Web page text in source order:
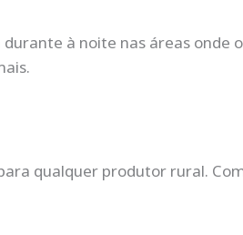
à noite nas áreas onde
qualquer produtor rural.